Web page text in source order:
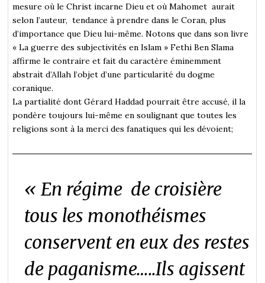
mesure où le Christ incarne Dieu et où Mahomet aurait
selon l’auteur, tendance à prendre dans le Coran, plus
d’importance que Dieu lui-même. Notons que dans son livre
« La guerre des subjectivités en Islam » Fethi Ben Slama
affirme le contraire et fait du caractère éminemment
abstrait d’Allah l’objet d’une particularité du dogme
coranique.
La partialité dont Gérard Haddad pourrait être accusé, il la
pondère toujours lui-même en soulignant que toutes les
religions sont à la merci des fanatiques qui les dévoient;
« En régime de croisière
tous les monothéismes
conservent en eux des restes
de paganisme…..Ils agissent